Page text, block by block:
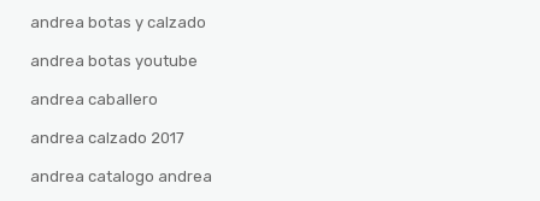
andrea botas y calzado
andrea botas youtube
andrea caballero
andrea calzado 2017
andrea catalogo andrea